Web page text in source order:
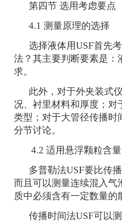
第四节 选用考虑要点
4.1 测量原理的选择
选择液体用USF首先考
法？其主要判断要素是：
求。
此外，对于外夹装式仪
况、衬里材料和厚度；
类型；对于大管径传播
分节讨论。
4.2 适用悬浮颗粒含量
多普勒法USF要比传播
而且可以测量连续混入气
质中必须含有一定数量
传播时间法USF可以测